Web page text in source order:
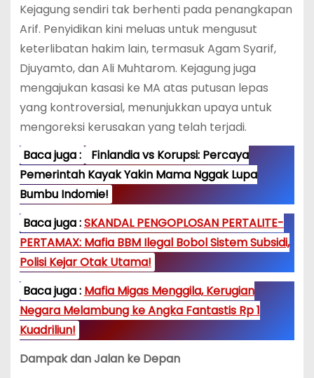
Kejagung sendiri tak berhenti pada penangkapan
Arif. Penyidikan kini meluas untuk mengusut
keterlibatan hakim lain, termasuk Agam Syarif,
Djuyamto, dan Ali Muhtarom. Kejagung juga
mengajukan kasasi ke MA atas putusan lepas
yang kontroversial, menunjukkan upaya untuk
mengoreksi kerusakan yang telah terjadi.
Baca juga :
Finlandia vs Korupsi: Percaya
Pemerintah Kayak Yakin Mama Nggak Lupa
Bumbu Indomie!
Baca juga :SKANDAL PENGOPLOSAN PERTALITE-
PERTAMAX: Mafia BBM Ilegal Bobol Sistem Subsidi,
Polisi Kejar Otak Utama!
Baca juga : Mafia Migas Menggila, Kerugian
Negara Melambung ke Angka Fantastis Rp 1
Kuadriliun!
Dampak dan Jalan ke Depan